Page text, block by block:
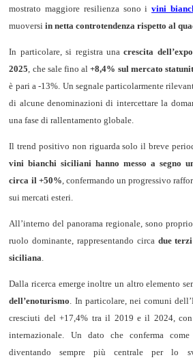
mostrato maggiore resilienza sono i vini
muoversiin netta controtendenza rispetto al
In particolare, si registra unacrescita
2025 , che sale fino al+8,4% sul mercato
è pari a -13%. Un segnale particolarmente
di alcune denominazioni di intercettare la
una fase di rallentamento globale.
Il trend positivo non riguarda solo il breve
vini bianchi siciliani hanno messo a segno
circa il +50% , confermando un progressivo
sui mercati esteri.
All’interno del panorama regionale, sono
ruolo dominante, rappresentando circa due
siciliana
Dalla ricerca emerge inoltre un altro elemento
dell’enoturismo . In particolare, nei comuni
cresciuti del +17,4% tra il 2019 e il 2024, con
internazionale. Un dato che conferma
diventando sempre più centrale per lo